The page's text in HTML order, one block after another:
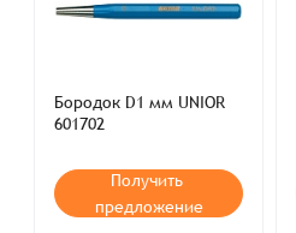
Бородок D1 мм UNIOR
601702
Получить
предложение